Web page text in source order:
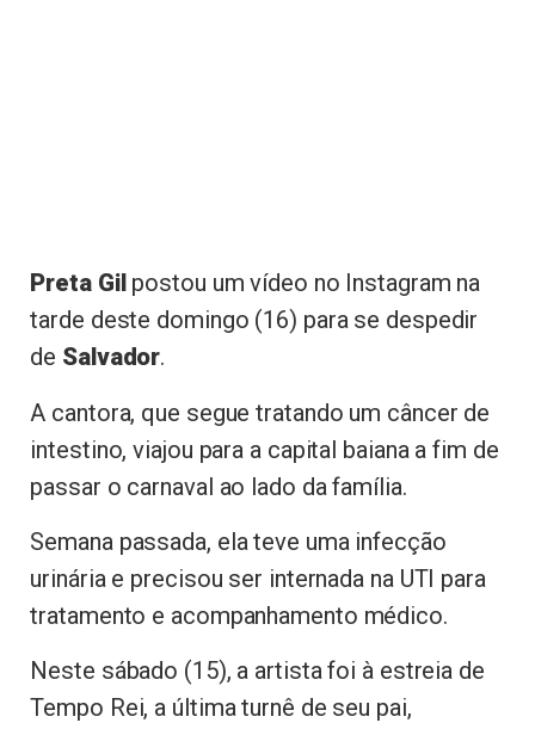
Preta Gilpostou um vídeo no Instagram na
tarde deste domingo (16) para se despedir
de Salvador.
A cantora, que segue tratando um câncer de
intestino, viajou para a capital baiana a fim de
passar o carnaval ao lado da família.
Semana passada, ela teve uma infecção
urinária e precisou ser internada na UTI para
tratamento e acompanhamento médico.
Neste sábado (15), a artista foi à estreia de
Tempo Rei, a última turnê de seu pai,